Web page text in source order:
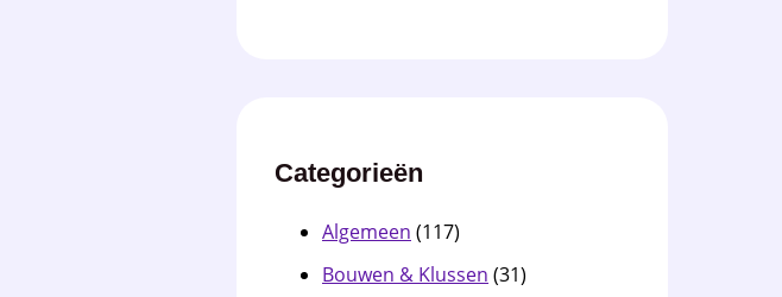
Categorieën
Algemeen (117)
Bouwen & Klussen (31)